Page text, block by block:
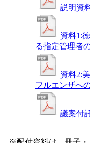
説明資
資料1:
る指定管理者
資料2:
フルエンザへ
議案付